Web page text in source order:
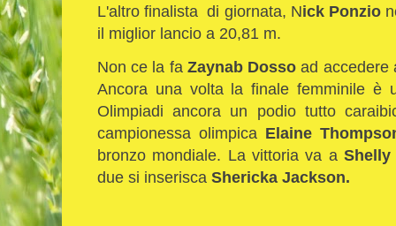
L'altro finalista di giornata, Nick Ponzio
il miglior lancio a 20,81 m.
Non ce la fa Zaynab Dossoad accedere
Ancora una volta la finale femminile è
Olimpiadi ancora un podio tutto
campionessa olimpica Elaine
bronzo mondiale. La vittoria va a Shelly
due si inserisca Shericka Jackson.